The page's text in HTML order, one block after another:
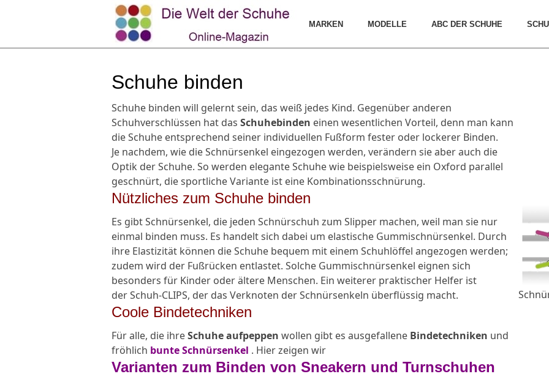
MARKEN MODELLE ABC DER SCHUHE
Schuhe binden
Schuhe binden will gelernt sein, das weiß jedes Kind. Gegenüber anderen
Schuhverschlüssen hat das Schuhebinden einen wesentlichen Vorteil, denn man kann
die Schuhe entsprechend seiner individuellen Fußform fester oder lockerer Binden.
Je nachdem, wie die Schnürsenkel eingezogen werden, verändern sie aber auch die
Optik der Schuhe. So werden elegante Schuhe wie beispielsweise ein Oxford parallel
geschnürt, die sportliche Variante ist eine Kombinationsschnürung.
Nützliches zum Schuhe binden
Es gibt Schnürsenkel, die jeden Schnürschuh zum Slipper machen, weil man sie nur
einmal binden muss. Es handelt sich dabei um elastische Gummischnürsenkel. Durch
ihre Elastizität können die Schuhe bequem mit einem Schuhlöffel angezogen werden;
zudem wird der Fußrücken entlastet. Solche Gummischnürsenkel eignen sich
besonders für Kinder oder ältere Menschen. Ein weiterer praktischer Helfer ist
der Schuh-CLIPS, der das Verknoten der Schnürsenkeln überflüssig macht.
Coole Bindetechniken
Für alle, die ihreSchuheaufpeppen wollen gibt es ausgefallene Bindetechniken und
fröhlich bunte Schnürsenkel . Hier zeigen wir
Varianten zum Binden von Sneakern und Turnschuhen